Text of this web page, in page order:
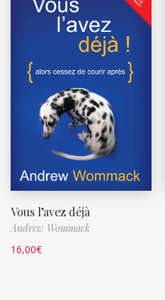
Vous l’avez déjà
Andrew Wommack
16,00€